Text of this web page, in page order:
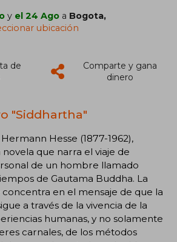
y el 24 Ago a Bogota,
ubicación
de
Comparte y gana
dinero
"Siddhartha"
Hesse (1877-1962),
que narra el viaje de
de un hombre llamado
de Gautama Buddha. La
concentra en el mensaje de que la
a través de la vivencia de la
humanas, y no solamente
carnales, de los métodos